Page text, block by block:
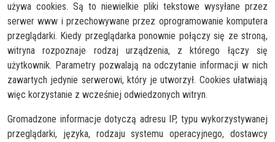
używa cookies. Są to niewielkie pliki tekstowe wysyłane przez
serwer www i przechowywane przez oprogramowanie komputera
przeglądarki. Kiedy przeglądarka ponownie połączy się ze stroną,
witryna rozpoznaje rodzaj urządzenia, z którego łączy się
użytkownik. Parametry pozwalają na odczytanie informacji w nich
zawartych jedynie serwerowi, który je utworzył. Cookies ułatwiają
więc korzystanie z wcześniej odwiedzonych witryn.
Gromadzone informacje dotyczą adresu IP, typu wykorzystywanej
przeglądarki, języka, rodzaju systemu operacyjnego, dostawcy